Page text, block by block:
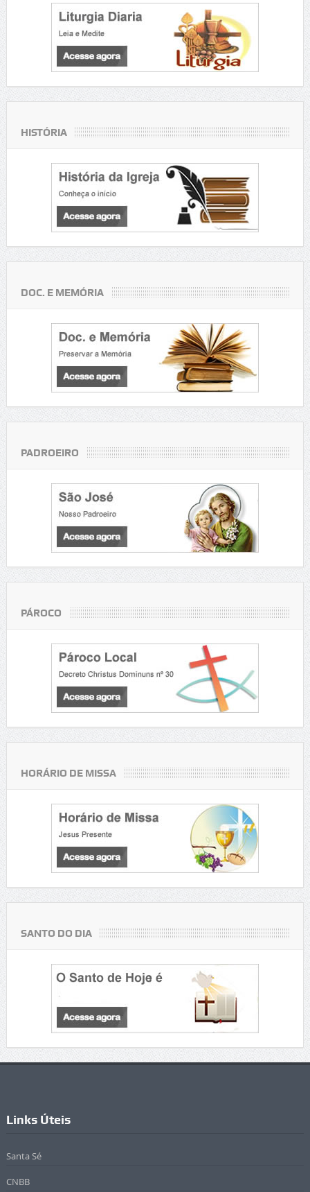
HISTÓRIA
DOC. E MEMÓRIA
PADROEIRO
PÁROCO
HORÁRIO DE MISSA
SANTO DO DIA
Links Úteis
Santa Sé
CNBB